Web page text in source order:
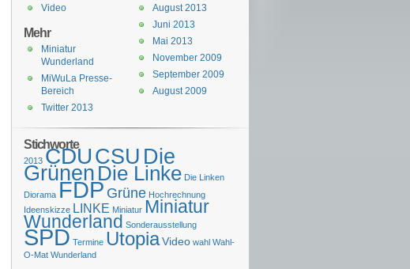
August 2013
Juni 2013
Mai 2013
November 2009
September 2009
August 2009
Video
Mehr
Miniatur
Wunderland
MiWuLa Presse-
Bereich
Twitter 2013
Stichworte
2013 CDUCSU Die
Grünen Die Linke Die Linken
Diorama FDP Grüne Hochrechnung
Ideenskizze LINKE Miniatur Miniatur
Wunderland Sonderausstellung
SPD Termine UtopiaVideo wahl Wahl-
O-Mat Wunderland